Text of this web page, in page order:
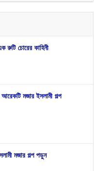
রুটি চোরের কাহিনী
মজার ইসলামী গল্প
মজার গল্প পড়ুন